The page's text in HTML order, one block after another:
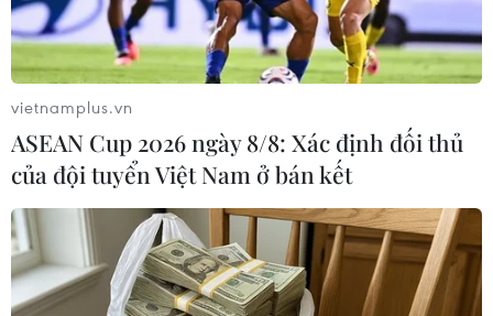
Trung tá Lê Đức Thọ, Phó Trưởng
phòng Cảnh sát Kinh tế Công an
tỉnh Phú Yên, cho biết đây là vụ
vận chuyển hàng lậu có trị giá lớn
nhất từ trước đến nay được phát
hiện, bắt giữ trên địa bàn.
(TTXVN/Vietnam+)
vietnamplus.vn
ASEAN Cup 2026 ngày 8/8: Xác định đối thủ
của đội tuyển Việt Nam ở bán kết